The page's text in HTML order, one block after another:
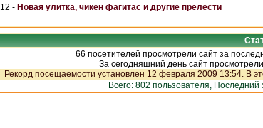
- Новая улитка, чикен фагитас и другие прелести
66 посетителей просмотрели сайт за
За сегодняшний день сайт
Рекорд посещаемости установлен 12 февраля 2009 13:54. В
Всего: 802 пользователя,